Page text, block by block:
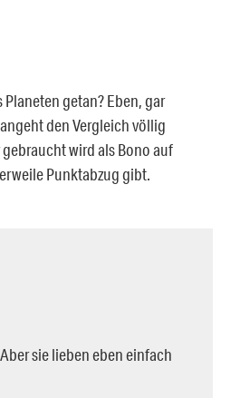
getan? Eben, gar
den Vergleich völlig
wird als Bono auf
Punktabzug gibt.
sie lieben eben einfach